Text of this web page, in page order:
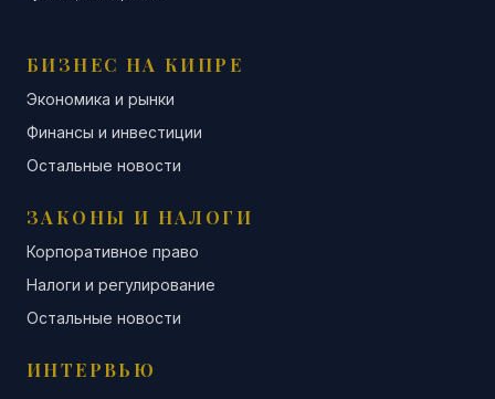
БИЗНЕС НА КИПРЕ
Экономика и рынки
Финансы и инвестиции
Остальные новости
ЗАКОНЫ И НАЛОГИ
Корпоративное право
Налоги и регулирование
Остальные новости
ИНТЕРВЬЮ